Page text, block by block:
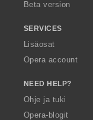
Beta version
SERVICES
Lisäosat
Opera account
NEED HELP?
Ohje ja tuki
Opera-blogit